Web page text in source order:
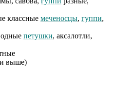
классные меченосцы, гуппи,
петушки, аксалотли,
выше)